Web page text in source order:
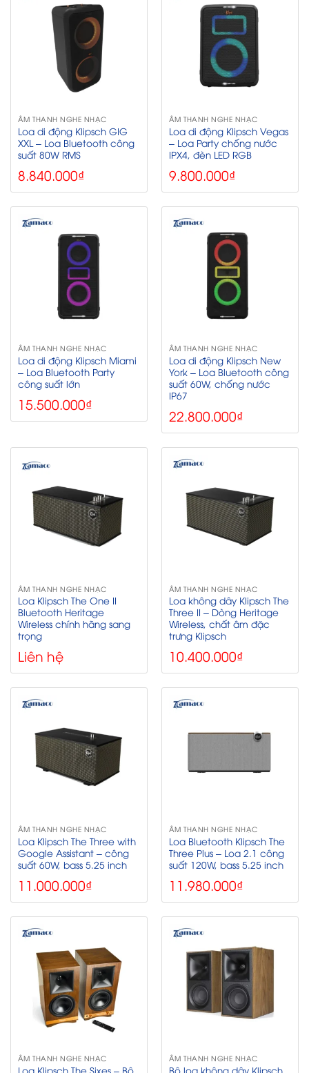
ÂM THANH NGHE NHẠC
Loa di động Klipsch GIG
XXL – Loa Bluetooth công
suất 80W RMS
8.840.000₫
ÂM THANH NGHE NHẠC
Loa di động Klipsch Vegas
– Loa Party chống nước
IPX4, đèn LED RGB
9.800.000₫
ÂM THANH NGHE NHẠC
Loa di động Klipsch Miami
– Loa Bluetooth Party
công suất lớn
15.500.000₫
ÂM THANH NGHE NHẠC
Loa di động Klipsch New
York – Loa Bluetooth công
suất 60W, chống nước
IP67
22.800.000₫
ÂM THANH NGHE NHẠC
Loa Klipsch The One II
Bluetooth Heritage
Wireless chính hãng sang
trọng
Liên hệ
ÂM THANH NGHE NHẠC
Loa không dây Klipsch The
Three II – Dòng Heritage
Wireless, chất âm đặc
trưng Klipsch
10.400.000₫
ÂM THANH NGHE NHẠC
Loa Klipsch The Three with
Google Assistant – công
suất 60W, bass 5.25 inch
11.000.000₫
ÂM THANH NGHE NHẠC
Loa Bluetooth Klipsch The
Three Plus – Loa 2.1 công
suất 120W, bass 5.25 inch
11.980.000₫
ÂM THANH NGHE NHẠC
Loa Klipsch The Sixes – Bộ
ÂM THANH NGHE NHẠC
Bộ loa không dây Klipsch